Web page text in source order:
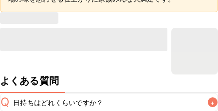
よくある質問
Q 日持ちはどれくらいですか？ +